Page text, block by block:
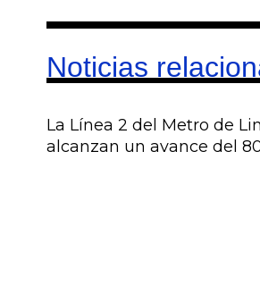
Noticias
La Línea 2 del Metro de
alcanzan un avance del